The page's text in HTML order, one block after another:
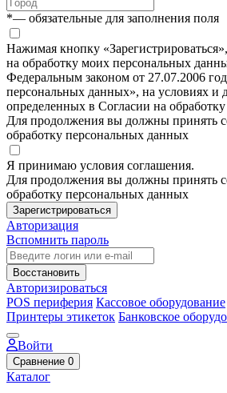
*— обязательные для заполнения поля
Нажимая кнопку
на обработку моих персональных
Федеральным законом от 27.07.2006
персональных данных», на условиях и
определенных в Согласии на
Для продолжения вы должны принять
обработку персональных данных
Я принимаю условия соглашения.
Для продолжения вы должны принять
обработку персональных данных
Зарегистрироваться
Авторизация
Вспомнить пароль
Восстановить
Авторизироваться
POS периферия Кассовое оборудование
Принтеры этикеток Банковское
Войти
Сравнение 0
Каталог